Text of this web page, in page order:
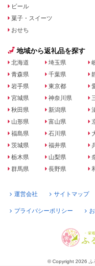
ビール
菓子・スイーツ
おせち
地域から返礼品を探す
北海道
青森県
岩手県
宮城県
秋田県
山形県
福島県
茨城県
栃木県
群馬県
埼玉県
千葉県
東京都
神奈川県
新潟県
富山県
石川県
福井県
山梨県
長野県
運営会社 サイトマップ
プライバシーポリシー
© Copyright 2026 ふ